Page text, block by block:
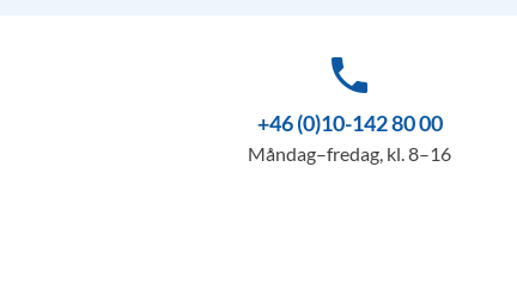
phone
+46 (0)10-142 80 00
Måndag–fredag, kl. 8–16